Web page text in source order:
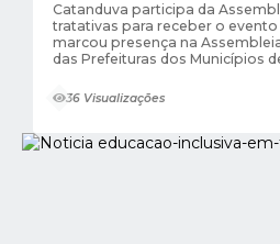
Catanduva participa da
tratativas para receber o
marcou presença na
das Prefeituras dos Municípios
Estado de São Paulo
5 de agosto, em Jaguariúna,...
36 Visualizações